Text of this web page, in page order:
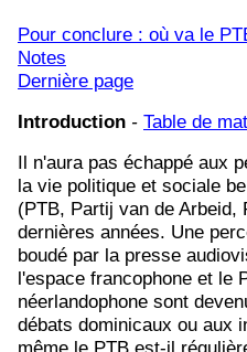
Pour conclure : où va le
Notes
Dernière page
Introduction - Table de
Il n'aura pas échappé aux
la vie politique et sociale
(PTB, Partij van de
dernières années. Une
boudé par la presse
l'espace francophone et le
néerlandophone sont
débats dominicaux ou aux
même le PTB est-il